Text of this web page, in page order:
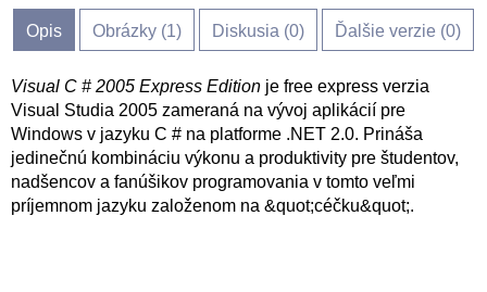
Opis Obrázky (1) Diskusia (0) Ďalšie verzie (0)
Visual C # 2005 Express Edition je free express verzia
Visual Studia 2005 zameraná na vývoj aplikácií pre
Windows v jazyku C # na platforme .NET 2.0. Prináša
jedinečnú kombináciu výkonu a produktivity pre študentov,
nadšencov a fanúšikov programovania v tomto veľmi
príjemnom jazyku založenom na &quot;céčku&quot;.